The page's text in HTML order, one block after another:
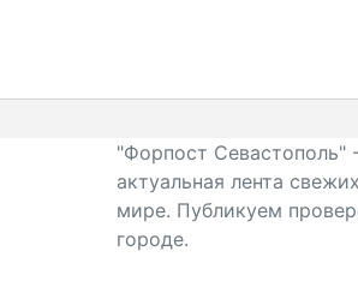
"Форпост Севастополь"
актуальная лента
мире. Публикуем
городе.